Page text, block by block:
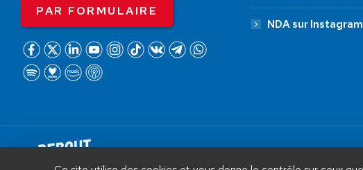
PAR FORMULAIRE
NDA sur Instagram
AIDEZ NOUS À